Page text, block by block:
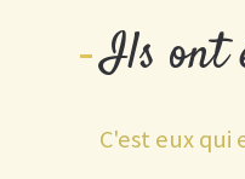
Ils ont
C'est eux